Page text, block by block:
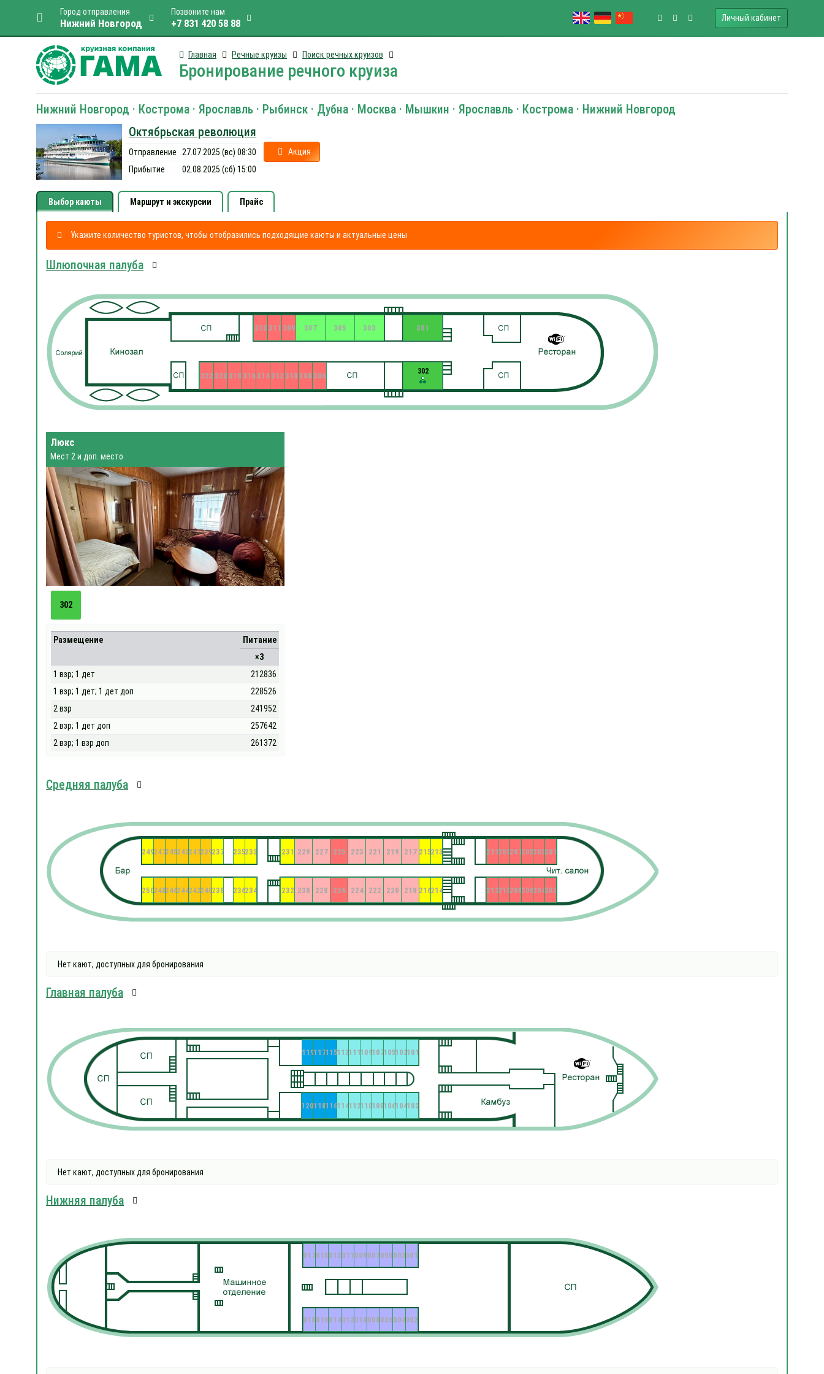
Город отправления
Нижний Новгород
Позвоните нам
+7 831 420 58 88 Личный кабинет
Главная Речные круизы Поиск речных круизов
Бронирование речного круиза
Нижний Новгород · Кострома · Ярославль · Рыбинск · Дубна · Москва · Мышкин · Ярославль · Кострома · Нижний Новгород
Октябрьская революция
Отправление
27.07.2025 (вс) 08:30
Прибытие
02.08.2025 (сб) 15:00
Акция
Выбор каюты Маршрут и экскурсии Прайс
Укажите количество туристов, чтобы отобразились подходящие каюты и актуальные цены
Шлюпочная палуба
301
302
303
305
306
307
308
309
310
311
312
313
314
316
318
320
322
Люкс
Мест 2 и доп. место
302
Размещение
Питание
×3
1 взр; 1 дет
212836
1 взр; 1 дет; 1 дет доп
228526
2 взр
241952
2 взр; 1 дет доп
257642
2 взр; 1 взр доп
261372
Средняя палуба
201
202
203
204
205
206
207
208
209
210
211
212
213
214
215
216
217
218
219
220
221
222
223
224
225
226
227
228
229
230
231
232
233
234
235
236
237
238
239
240
241
242
243
244
245
246
247
248
249
250
Нет кают, доступных для бронирования
Главная палуба
101
102
103
104
105
106
107
108
109
110
111
112
113
114
115
116
117
118
119
120
Нет кают, доступных для бронирования
Нижняя палуба
001
002
003
004
005
006
007
008
009
010
011
012
013
014
015
016
017
018